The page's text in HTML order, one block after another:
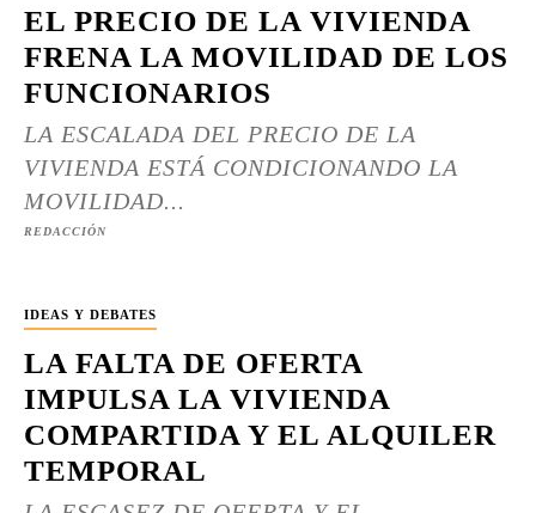
EL PRECIO DE LA VIVIENDA
FRENA LA MOVILIDAD DE LOS
FUNCIONARIOS
LA ESCALADA DEL PRECIO DE LA
VIVIENDA ESTÁ CONDICIONANDO LA
MOVILIDAD...
REDACCIÓN
IDEAS Y DEBATES
LA FALTA DE OFERTA
IMPULSA LA VIVIENDA
COMPARTIDA Y EL ALQUILER
TEMPORAL